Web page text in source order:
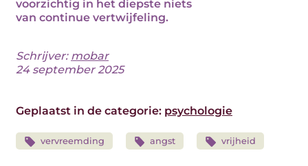
voorzichtig in het diepste niets
van continue vertwijfeling.
Schrijver: mobar
24 september 2025
Geplaatst in de categorie: psychologie
vervreemding angst vrijheid